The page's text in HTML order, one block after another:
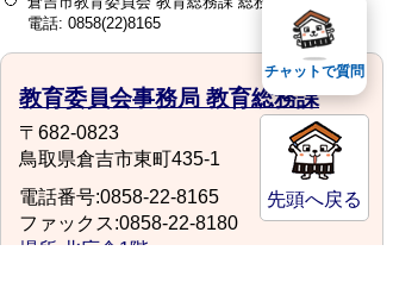
電話: 0858(22)8165
教育委員会事務局 教育総務課
〒682-0823
鳥取県倉吉市東町435-1
電話番号:0858-22-8165
ファックス:0858-22-8180
場所:北庁舎1階
先頭へ戻る
チャットで質問